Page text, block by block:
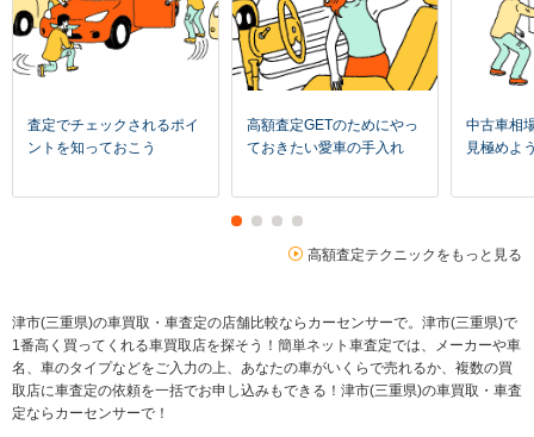
査定でチェックされるポイ
ントを知っておこう
高額査定GETのためにやっ
ておきたい愛車の手入れ
中古車相
見極めよ
高額査定テクニックをもっと見る
津市(三重県)の車買取・車査定の店舗比較ならカーセンサーで。津市(三重県)で
1番高く買ってくれる車買取店を探そう！簡単ネット車査定では、メーカーや車
名、車のタイプなどをご入力の上、あなたの車がいくらで売れるか、複数の買
取店に車査定の依頼を一括でお申し込みもできる！津市(三重県)の車買取・車査
定ならカーセンサーで！